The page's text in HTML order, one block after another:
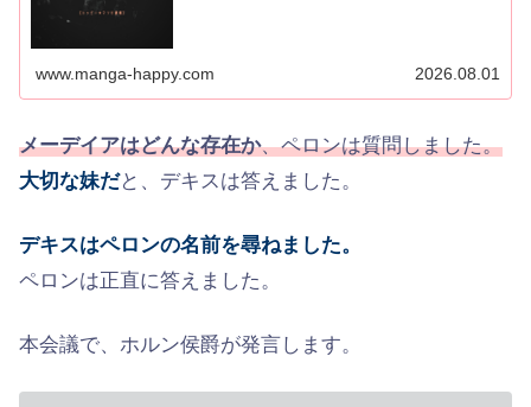
www.manga-happy.com 2026.08.01
メーデイアはどんな存在か、ペロンは質問しました。
大切な妹だと、デキスは答えました。
デキスはペロンの名前を尋ねました。
ペロンは正直に答えました。
本会議で、ホルン侯爵が発言します。